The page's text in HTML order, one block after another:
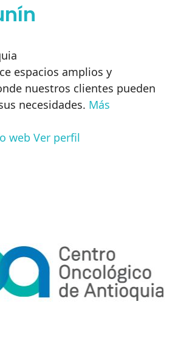
espacios amplios y
nuestros clientes pueden
necesidades. Más
web Ver perfil